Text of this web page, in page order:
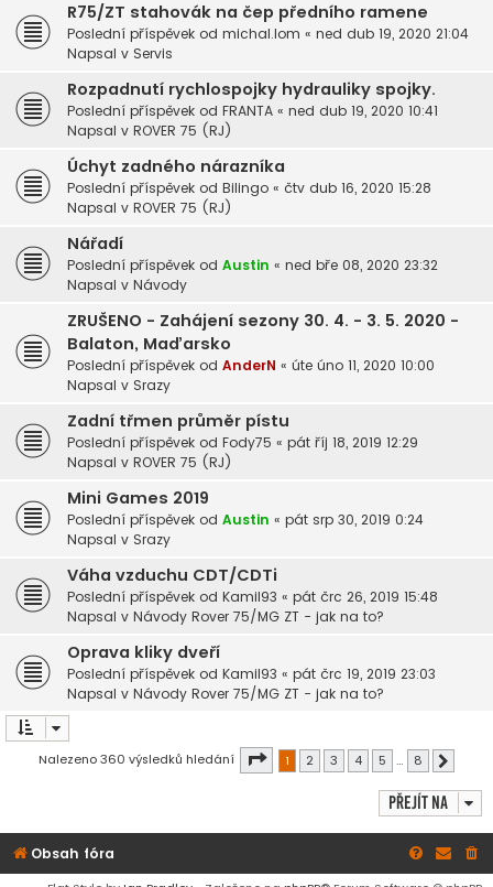
R75/ZT stahovák na čep předního ramene
Poslední příspěvek od michal.lom « ned dub 19, 2020 21:04
Napsal v Servis
Rozpadnutí rychlospojky hydrauliky spojky.
Poslední příspěvek od FRANTA « ned dub 19, 2020 10:41
Napsal v ROVER 75 (RJ)
Úchyt zadného nárazníka
Poslední příspěvek od Bilingo « čtv dub 16, 2020 15:28
Napsal v ROVER 75 (RJ)
Nářadí
Poslední příspěvek od Austin « ned bře 08, 2020 23:32
Napsal v Návody
ZRUŠENO - Zahájení sezony 30. 4. - 3. 5. 2020 -
Balaton, Maďarsko
Poslední příspěvek od AnderN « úte úno 11, 2020 10:00
Napsal v Srazy
Zadní třmen průměr pístu
Poslední příspěvek od Fody75 « pát říj 18, 2019 12:29
Napsal v ROVER 75 (RJ)
Mini Games 2019
Poslední příspěvek od Austin « pát srp 30, 2019 0:24
Napsal v Srazy
Váha vzduchu CDT/CDTi
Poslední příspěvek od Kamil93 « pát črc 26, 2019 15:48
Napsal v Návody Rover 75/MG ZT - jak na to?
Oprava kliky dveří
Poslední příspěvek od Kamil93 « pát črc 19, 2019 23:03
Napsal v Návody Rover 75/MG ZT - jak na to?
Nalezeno 360 výsledků hledání Stránka z
1 2 3 4 5 … 8
Přejít na
Obsah fóra